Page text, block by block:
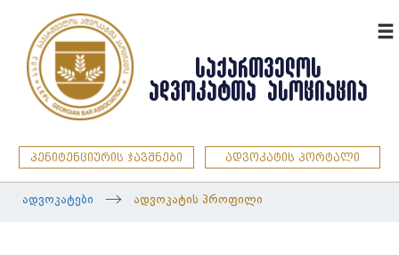
ᲡᲐᲥᲐᲠᲗᲕᲔᲚᲝᲡ
ᲐᲓᲕᲝᲙᲐᲢᲗᲐ ᲐᲡᲝᲪᲘᲐᲪᲘᲐ
პენიტენციურის ჯავშნები ადვოკატის პორტალი
ადვოკატები ადვოკატის პროფილი